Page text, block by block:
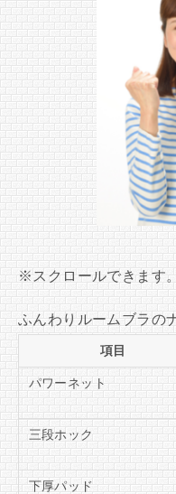
ふんわりルームブラの
項目
パワーネット
三段ホック
下厚パッド